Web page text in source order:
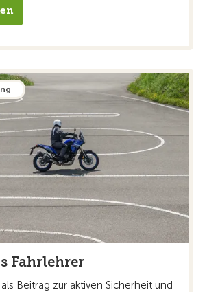
Fahrlehrer
Beitrag zur aktiven Sicherheit und